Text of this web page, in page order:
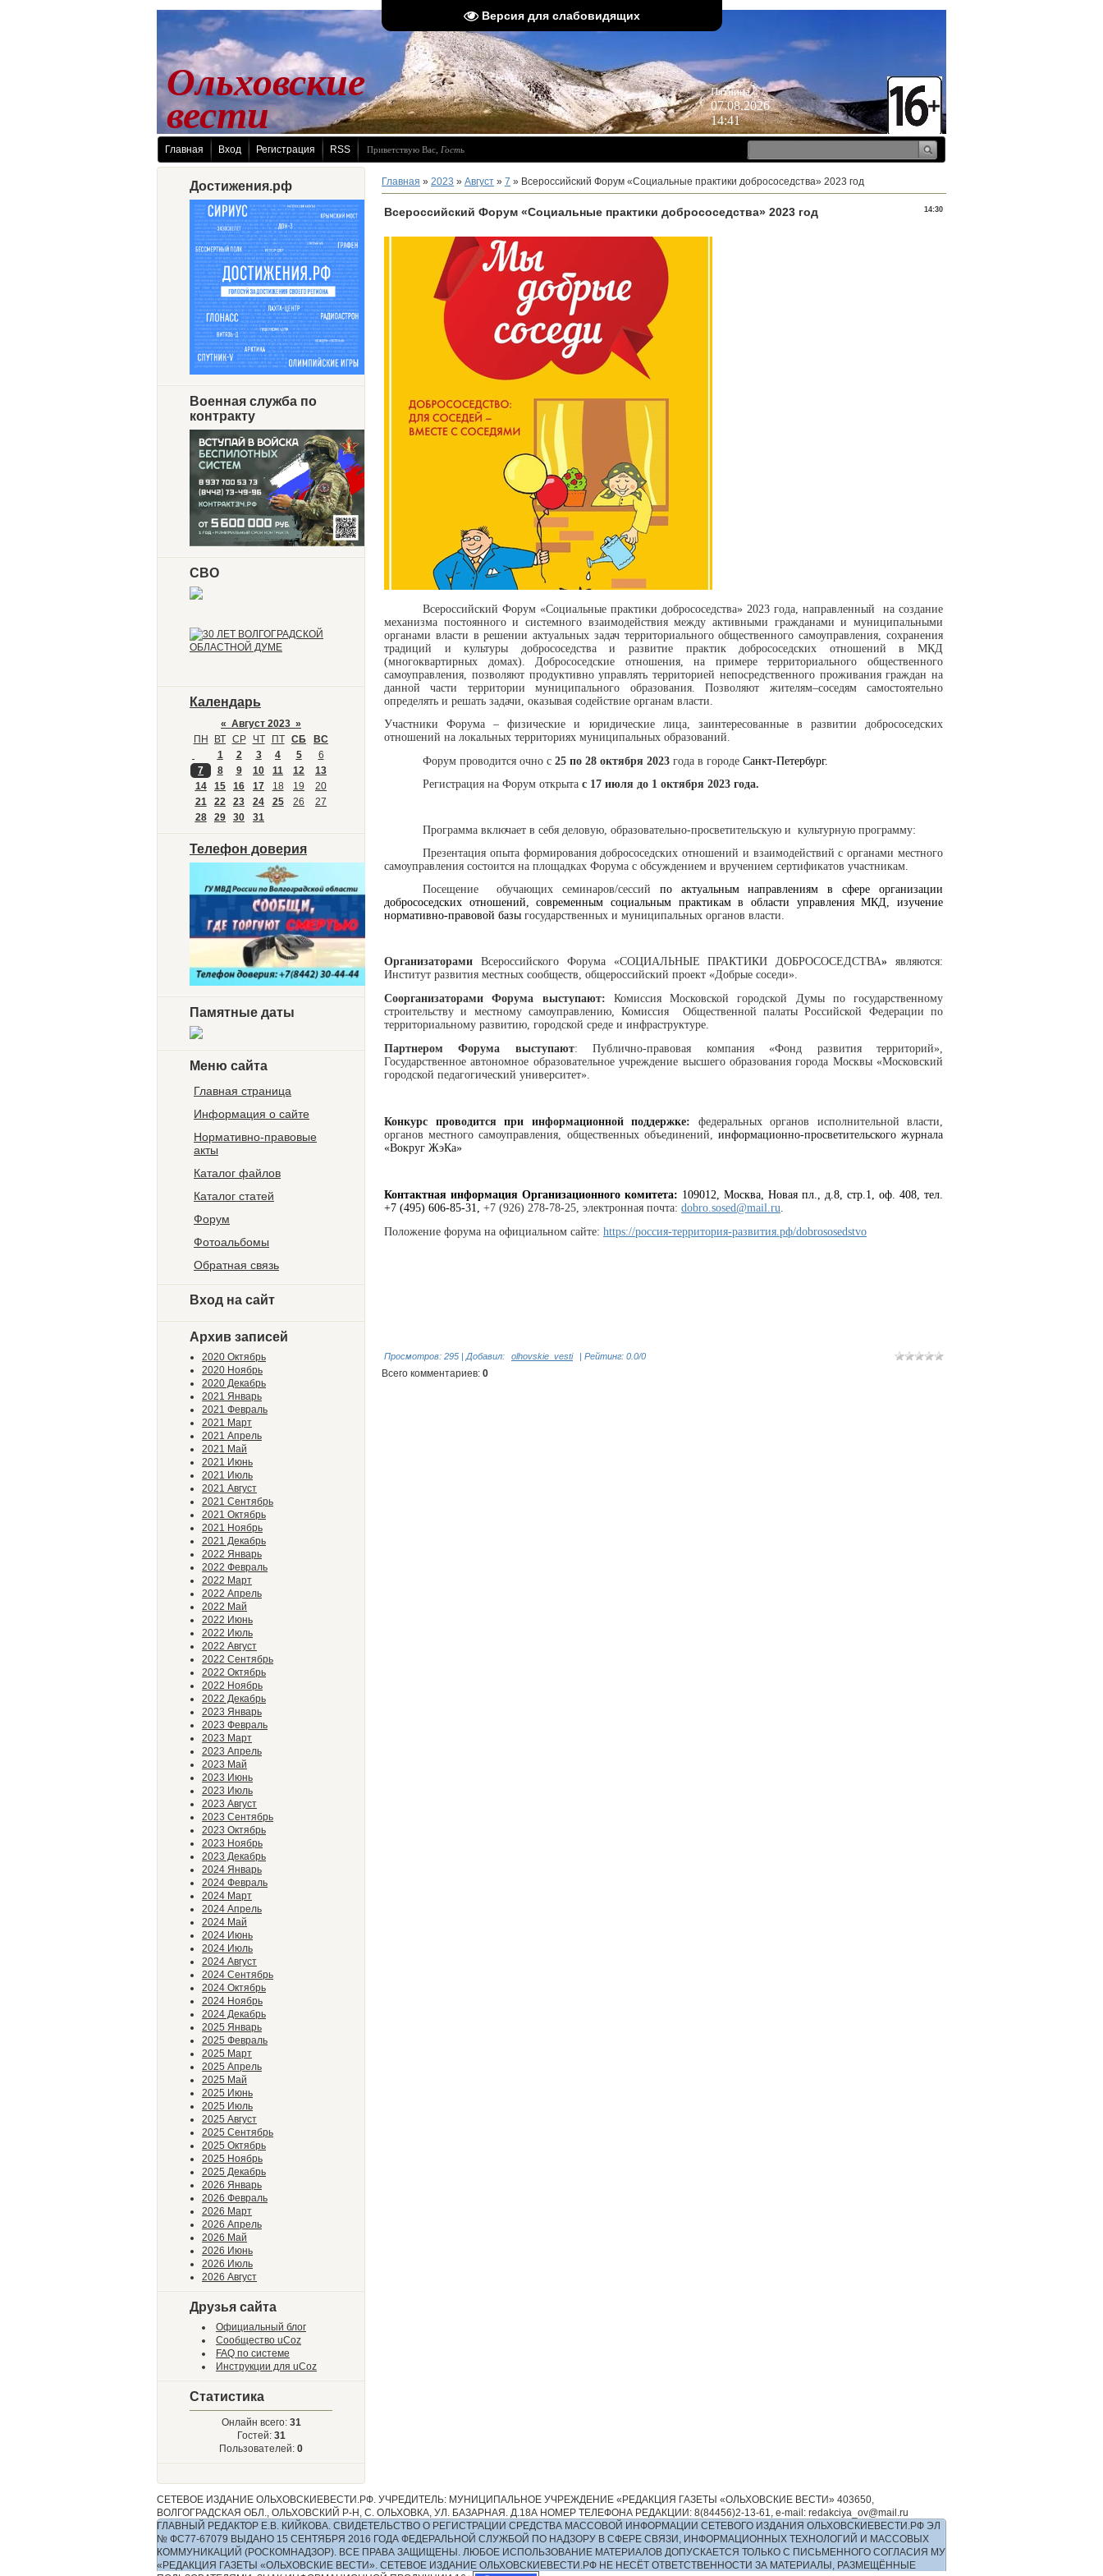
Версия для слабовидящих
Пятница
07.08.2026
14:41
Ольховские
вести
Главная Вход Регистрация RSS Приветствую Вас Гость
Достижения.рф
Военная служба по
контракту
СВО
Календарь
« Август 2023 »
ПН
ВТ СР ЧТ ПТ СБ
ВС
1
2 3 4 5
6
7
8 9 10 11 12
13
14
15 16 17 18 19
20
21
22 23 24 25 26
27
28
29 30 31
Телефон доверия
Памятные даты
Меню сайта
Главная страница
Информация о сайте
Нормативно-правовые
акты
Каталог файлов
Каталог статей
Форум
Фотоальбомы
Обратная связь
Вход на сайт
Архив записей
2020 Октябрь
2020 Ноябрь
2020 Декабрь
2021 Январь
2021 Февраль
2021 Март
2021 Апрель
2021 Май
2021 Июнь
2021 Июль
2021 Август
2021 Сентябрь
2021 Октябрь
2021 Ноябрь
2021 Декабрь
2022 Январь
2022 Февраль
2022 Март
2022 Апрель
2022 Май
2022 Июнь
2022 Июль
2022 Август
2022 Сентябрь
2022 Октябрь
2022 Ноябрь
2022 Декабрь
2023 Январь
2023 Февраль
2023 Март
2023 Апрель
2023 Май
2023 Июнь
2023 Июль
2023 Август
2023 Сентябрь
2023 Октябрь
2023 Ноябрь
2023 Декабрь
2024 Январь
2024 Февраль
2024 Март
2024 Апрель
2024 Май
2024 Июнь
2024 Июль
2024 Август
2024 Сентябрь
2024 Октябрь
2024 Ноябрь
2024 Декабрь
2025 Январь
2025 Февраль
2025 Март
2025 Апрель
2025 Май
2025 Июнь
2025 Июль
2025 Август
2025 Сентябрь
2025 Октябрь
2025 Ноябрь
2025 Декабрь
2026 Январь
2026 Февраль
2026 Март
2026 Апрель
2026 Май
2026 Июнь
2026 Июль
2026 Август
Друзья сайта
Официальный блог
Сообщество uCoz
FAQ по системе
Инструкции для uCoz
Статистика
Онлайн всего: 31
Гостей: 31
Пользователей: 0
Главная » 2023 » Август » 7 » Всероссийский Форум «Социальные практики добрососедства» 2023 год
14:30
Всероссийский Форум «Социальные практики добрососедства» 2023 год
Всероссийский Форум «Социальные практики добрососедства» 2023 года, направленный на создание
механизма постоянного и системного взаимодействия между активными гражданами и муниципальными
органами власти в решении актуальных задач территориального общественного самоуправления, сохранения
традиций и культуры добрососедства и развитие практик добрососедских отношений в МКД
(многоквартирных домах). Добрососедские отношения, на примере территориального общественного
самоуправления, позволяют продуктивно управлять территорией непосредственного проживания граждан на
данной части территории муниципального образования. Позволяют жителям–соседям самостоятельно
определять и решать задачи, оказывая содействие органам власти.
Участники Форума – физические и юридические лица, заинтересованные в развитии добрососедских
отношений на локальных территориях муниципальных образований.
Форум проводится очно с25 по 28 октября 2023 года в городеСанкт-Петербург.
Регистрация на Форум открытас 17 июля до 1 октября 2023 года.
Программа включает в себя деловую, образовательно-просветительскую и культурную программу:
Презентация опыта формирования добрососедских отношений и взаимодействий с органами местного
самоуправления состоится на площадках Форума с обсуждением и вручением сертификатов участникам.
Посещение обучающих семинаров/сессий по актуальным направлениям в сфере организации
добрососедских отношений, современным социальным практикам в области управления МКД, изучение
нормативно-правовой базы государственных и муниципальных органов власти.
Организаторами Всероссийского Форума «СОЦИАЛЬНЫЕ ПРАКТИКИ ДОБРОСОСЕДСТВА» являются:
Институт развития местных сообществ, общероссийский проект «Добрые соседи».
Соорганизаторами Форума выступают: Комиссия Московской городской Думы по государственному
строительству и местному самоуправлению, Комиссия Общественной палаты Российской Федерации по
территориальному развитию, городской среде и инфраструктуре.
Партнером Форума выступают: Публично-правовая компания «Фонд развития территорий»,
Государственное автономное образовательное учреждение высшего образования города Москвы «Московский
городской педагогический университет».
Конкурс проводится при информационной поддержке: федеральных органов исполнительной власти,
органов местного самоуправления, общественных объединений, информационно-просветительского журнала
«Вокруг ЖэКа»
Контактная информация Организационного комитета: 109012, Москва, Новая пл., д.8, стр.1, оф. 408, тел.
+7 (495) 606-85-31, +7 (926) 278-78-25, электронная почта: dobro.sosed@mail.ru.
Положение форума на официальном сайте: https://россия-территория-развития.рф/dobrososedstvo
Просмотров: 295 | Добавил: olhovskie_vesti | Рейтинг: 0.0/0
Всего комментариев: 0
СЕТЕВОЕ ИЗДАНИЕ ОЛЬХОВСКИЕВЕСТИ.РФ. УЧРЕДИТЕЛЬ: МУНИЦИПАЛЬНОЕ УЧРЕЖДЕНИЕ «РЕДАКЦИЯ ГАЗЕТЫ «ОЛЬХОВСКИЕ ВЕСТИ» 403650,
ВОЛГОГРАДСКАЯ ОБЛ., ОЛЬХОВСКИЙ Р-Н, С. ОЛЬХОВКА, УЛ. БАЗАРНАЯ. Д.18А НОМЕР ТЕЛЕФОНА РЕДАКЦИИ: 8(84456)2-13-61, e-mail: redakciya_ov@mail.ru
ГЛАВНЫЙ РЕДАКТОР Е.В. КИЙКОВА. СВИДЕТЕЛЬСТВО О РЕГИСТРАЦИИ СРЕДСТВА МАССОВОЙ ИНФОРМАЦИИ СЕТЕВОГО ИЗДАНИЯ ОЛЬХОВСКИЕВЕСТИ.РФ ЭЛ
№ ФС77-67079 ВЫДАНО 15 СЕНТЯБРЯ 2016 ГОДА ФЕДЕРАЛЬНОЙ СЛУЖБОЙ ПО НАДЗОРУ В СФЕРЕ СВЯЗИ, ИНФОРМАЦИОННЫХ ТЕХНОЛОГИЙ И МАССОВЫХ
КОММУНИКАЦИЙ (РОСКОМНАДЗОР). ВСЕ ПРАВА ЗАЩИЩЕНЫ. ЛЮБОЕ ИСПОЛЬЗОВАНИЕ МАТЕРИАЛОВ ДОПУСКАЕТСЯ ТОЛЬКО С ПИСЬМЕННОГО СОГЛАСИЯ МУ
«РЕДАКЦИЯ ГАЗЕТЫ «ОЛЬХОВСКИЕ ВЕСТИ». СЕТЕВОЕ ИЗДАНИЕ ОЛЬХОВСКИЕВЕСТИ.РФ НЕ НЕСЁТ ОТВЕТСТВЕННОСТИ ЗА МАТЕРИАЛЫ, РАЗМЕЩЁННЫЕ